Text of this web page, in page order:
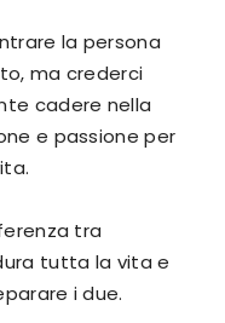
la persona
ma crederci
cadere nella
e passione per
tra
tutta la vita e
i due.